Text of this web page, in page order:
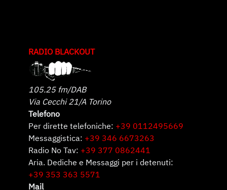
RADIO BLACKOUT
105.25 fm/DAB
Via Cecchi 21/A Torino
Telefono
Per dirette telefoniche: +39 0112495669
Messaggistica: +39 346 6673263
Radio No Tav: +39 377 0862441
Aria. Dediche e Messaggi per i detenuti:
+39 353 363 5571
Mail